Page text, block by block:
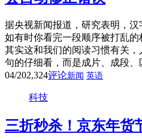
据央视新闻报道，研究表明，
如有时你看完一段顺序被打乱的
其实这和我们的阅读习惯有关
句的仔细看，而是成片、成段、
04/202,324评论新闻 英语
科技
三折秒杀！京东年货